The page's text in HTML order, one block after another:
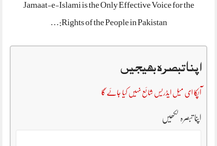
Jamaat-e-Islami is the Only Effective Voice for the
Rights of the People in Pakistan:…
اپنا تبصرہ بھیجیں
آپکا ای میل ایڈریس شائع نہیں کیا جائے گا
اپنا تبصرہ لکھیں